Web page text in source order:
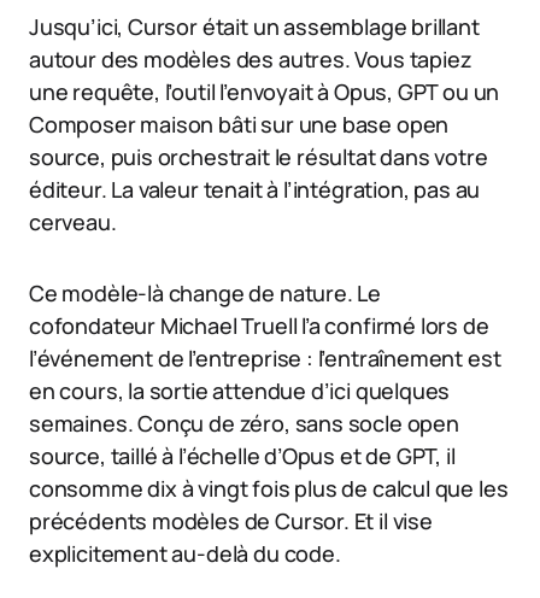
Jusqu’ici, Cursor était un assemblage brillant
autour des modèles des autres. Vous tapiez
une requête, l’outil l’envoyait à Opus, GPT ou un
Composer maison bâti sur une base open
source, puis orchestrait le résultat dans votre
éditeur. La valeur tenait à l’intégration, pas au
cerveau.
Ce modèle-là change de nature. Le
cofondateur Michael Truell l’a confirmé lors de
l’événement de l’entreprise : l’entraînement est
en cours, la sortie attendue d’ici quelques
semaines. Conçu de zéro, sans socle open
source, taillé à l’échelle d’Opus et de GPT, il
consomme dix à vingt fois plus de calcul que les
précédents modèles de Cursor. Et il vise
explicitement au-delà du code.